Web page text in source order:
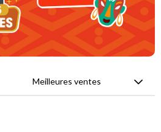
Meilleures ventes